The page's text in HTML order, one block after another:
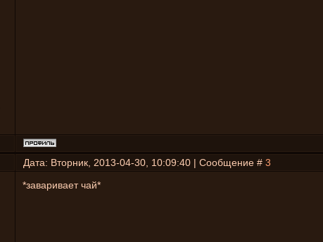
Дата: Вторник, 2013-04-30, 10:09:40 | Сообщение # 3
*заваривает чай*